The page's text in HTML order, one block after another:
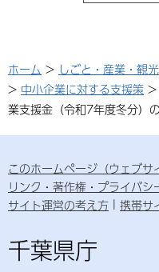
ホーム > しごと・産業・観光
> 中小企業に対する支援策 >
業支援金（令和7年度冬分）
このホームページ（ウェブサ
リンク・著作権・プライバシ
サイト運営の考え方
携帯サ
千葉県庁